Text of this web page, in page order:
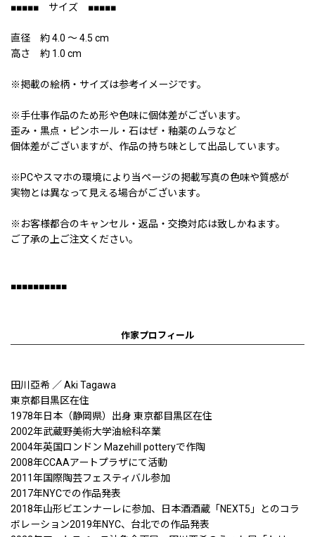
■■■■■ サイズ ■■■■■
直径 約 4.0 〜 4.5 cm
高さ 約 1.0 cm
※掲載の絵柄・サイズは参考イメージです。
※手仕事作品のため形や色味に個体差がございます。
歪み・黒点・ピンホール・石はぜ・釉薬のムラなど
個体差がございますが、作品の持ち味として出品しています。
※PCやスマホの環境により当ページの掲載写真の色味や質感が
実物とは異なって見える場合がございます。
※お客様都合のキャンセル・返品・交換対応は致しかねます。
ご了承の上ご注文ください。
■■■■■■■■■■
作家プロフィール
田川亞希 ／ Aki Tagawa
東京都目黒区在住
1978年日本（静岡県）出身 東京都目黒区在住
2002年武蔵野美術大学油絵科卒業
2004年英国ロンドン Mazehill potteryで作陶
2008年CCAAアートプラザにて活動
2011年国際陶芸フェスティバル参加
2017年NYCでの作品発表
2018年山形ビエンナーレに参加、日本酒酒蔵「NEXT5」とのコラ
ボレーション2019年NYC、台北での作品発表